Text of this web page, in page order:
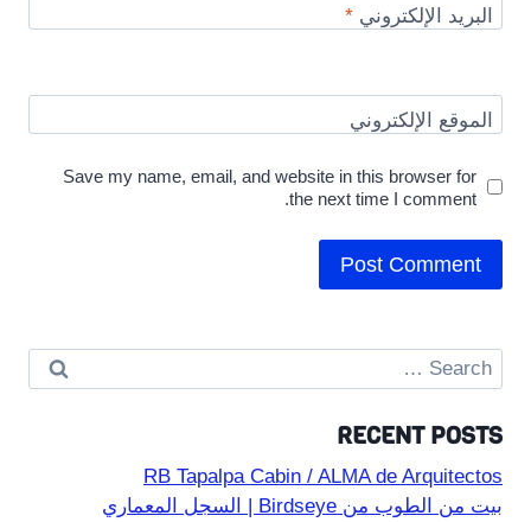
البريد الإلكتروني*
الموقع الإلكتروني
Save my name, email, and website in this browser for
the next time I comment.
Search
for:
RECENT POSTS
RB Tapalpa Cabin / ALMA de Arquitectos
بيت من الطوب من Birdseye | السجل المعماري